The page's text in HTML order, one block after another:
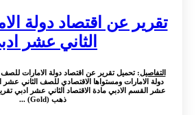
تقرير عن اقتصاد دولة
الثاني عشر
التفاصيل: تحميل تقرير عن اقتصاد دولة الامارات
دولة الامارات ومستواها الاقتصادي للصف الثاني عشر
عشر القسم الادبي مادة الاقتصاد الثاني عشر ادبي
ذهب (Gold) ...